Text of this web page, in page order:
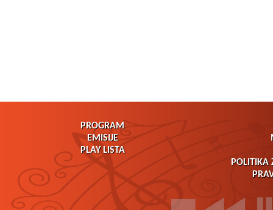
PROGRAM
EMISIJE
PLAY LISTA
POLITIKA